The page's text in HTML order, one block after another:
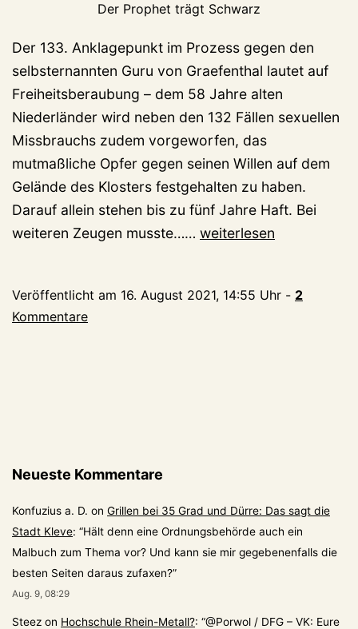
Der Prophet trägt Schwarz
Der 133. Anklagepunkt im Prozess gegen den
selbsternannten Guru von Graefenthal lautet auf
Freiheitsberaubung – dem 58 Jahre alten
Niederländer wird neben den 132 Fällen sexuellen
Missbrauchs zudem vorgeworfen, das
mutmaßliche Opfer gegen seinen Willen auf dem
Gelände des Klosters festgehalten zu haben.
Darauf allein stehen bis zu fünf Jahre Haft. Bei
weiteren Zeugen musste…… Transformanten-
per
weiterlesen
Veröffentlicht am 16. August 2021, 14:55 Uhr - 2
Kommentare
Neueste Kommentare
Konfuzius a. D. on Grillen bei 35 Grad und Dürre: Das sagt die
Stadt Kleve: “Hält denn eine Ordnungsbehörde auch ein
Malbuch zum Thema vor? Und kann sie mir gegebenenfalls die
besten Seiten daraus zufaxen?”
Aug. 9, 08:29
Steez on Hochschule Rhein-Metall?: “@Porwol / DFG – VK: Eure